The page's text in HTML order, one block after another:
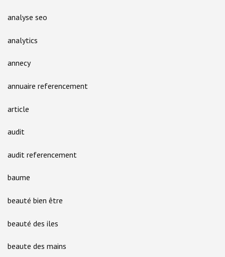
analyse seo
analytics
annecy
annuaire referencement
article
audit
audit referencement
baume
beauté bien être
beauté des iles
beaute des mains